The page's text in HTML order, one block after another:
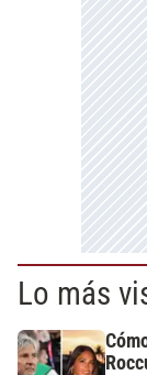
Lo más